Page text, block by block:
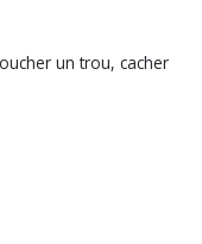
un trou, cacher